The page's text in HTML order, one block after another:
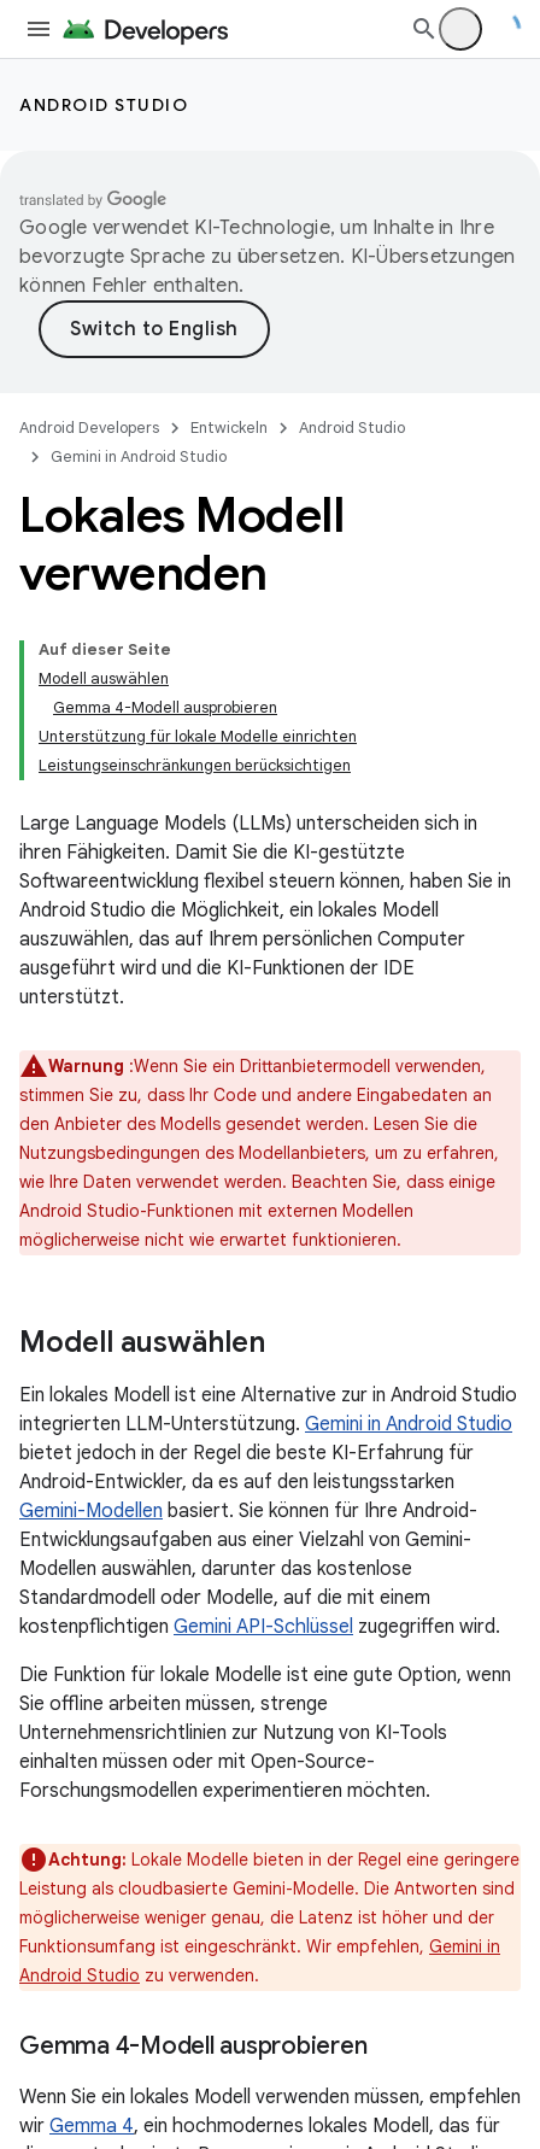
ANDROID STUDIO
Google verwendet KI-Technologie, um Inhalte in Ihre
bevorzugte Sprache zu übersetzen. KI-Übersetzungen
können Fehler enthalten.
Android Developers Entwickeln
Android Studio
Gemini in Android Studio
Lokales Modell
verwenden
Auf dieser Seite
Modell auswählen
Gemma 4-Modell ausprobieren
Unterstützung für lokale Modelle einrichten
Leistungseinschränkungen berücksichtigen
Large Language Models (LLMs) unterscheiden sich in
ihren Fähigkeiten. Damit Sie die KI-gestützte
Softwareentwicklung flexibel steuern können, haben Sie in
Android Studio die Möglichkeit, ein lokales Modell
auszuwählen, das auf Ihrem persönlichen Computer
ausgeführt wird und die KI-Funktionen der IDE
unterstützt.
Warnung :Wenn Sie ein Drittanbietermodell verwenden,
stimmen Sie zu, dass Ihr Code und andere Eingabedaten an
den Anbieter des Modells gesendet werden. Lesen Sie die
Nutzungsbedingungen des Modellanbieters, um zu erfahren,
wie Ihre Daten verwendet werden. Beachten Sie, dass einige
Android Studio-Funktionen mit externen Modellen
möglicherweise nicht wie erwartet funktionieren.
Modell auswählen
Ein lokales Modell ist eine Alternative zur in Android Studio
integrierten LLM-Unterstützung. Gemini in Android Studio
bietet jedoch in der Regel die beste KI-Erfahrung für
Android-Entwickler, da es auf den leistungsstarken
Gemini-Modellen basiert. Sie können für Ihre Android-
Entwicklungsaufgaben aus einer Vielzahl von Gemini-
Modellen auswählen, darunter das kostenlose
Standardmodell oder Modelle, auf die mit einem
kostenpflichtigen Gemini API-Schlüssel zugegriffen wird.
Die Funktion für lokale Modelle ist eine gute Option, wenn
Sie offline arbeiten müssen, strenge
Unternehmensrichtlinien zur Nutzung von KI-Tools
einhalten müssen oder mit Open-Source-
Forschungsmodellen experimentieren möchten.
Achtung: Lokale Modelle bieten in der Regel eine geringere
Leistung als cloudbasierte Gemini-Modelle. Die Antworten sind
möglicherweise weniger genau, die Latenz ist höher und der
Funktionsumfang ist eingeschränkt. Wir empfehlen, Gemini in
Android Studio zu verwenden.
Gemma 4-Modell ausprobieren
Wenn Sie ein lokales Modell verwenden müssen, empfehlen
wir Gemma 4, ein hochmodernes lokales Modell, das für